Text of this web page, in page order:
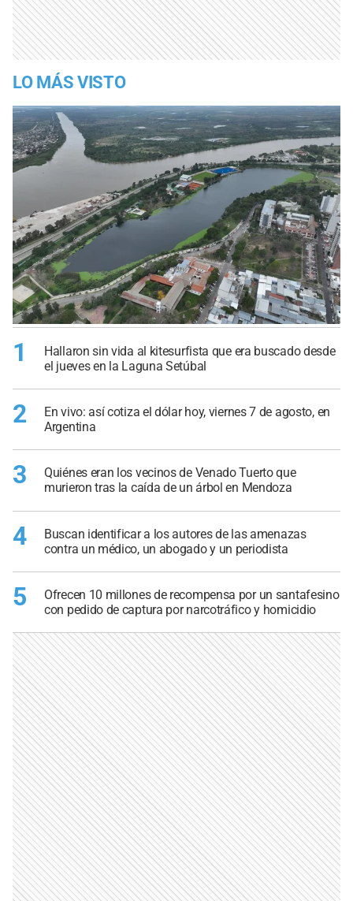
LO MÁS VISTO
1
Hallaron sin vida al kitesurfista que era buscado desde
el jueves en la Laguna Setúbal
2
En vivo: así cotiza el dólar hoy, viernes 7 de agosto, en
Argentina
3
Quiénes eran los vecinos de Venado Tuerto que
murieron tras la caída de un árbol en Mendoza
4
Buscan identificar a los autores de las amenazas
contra un médico, un abogado y un periodista
5
Ofrecen 10 millones de recompensa por un santafesino
con pedido de captura por narcotráfico y homicidio